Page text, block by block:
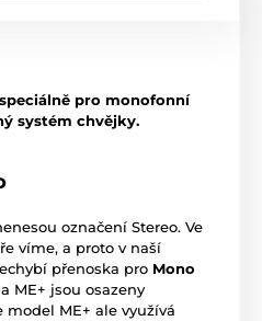
pro monofonní
systém chvějky.
označení Stereo. Ve
víme, a proto v naší
přenoska pro Mono
ME+ jsou osazeny
ME+ ale využívá